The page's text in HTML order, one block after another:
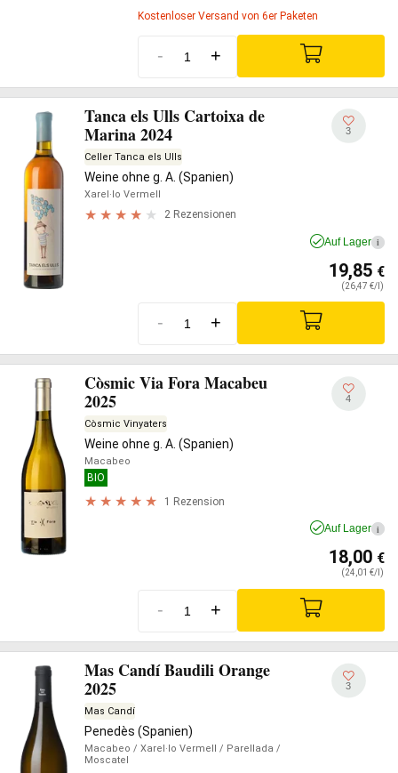
Kostenloser Versand von 6er Paketen
- +
Tanca els Ulls Cartoixa de
Marina 2024
Celler Tanca els Ulls
Weine ohne g. A. (Spanien)
Xarel·lo Vermell
2 Rezensionen
3
Auf Lager i
19,85 €
(26,47 €/l)
- +
Còsmic Via Fora Macabeu
2025
Còsmic Vinyaters
Weine ohne g. A. (Spanien)
Macabeo
BIO
1 Rezension
4
Auf Lager i
18,00 €
(24,01 €/l)
- +
Mas Candí Baudili Orange
2025
Mas Candí
Penedès (Spanien)
Macabeo / Xarel·lo Vermell / Parellada /
Moscatel
3